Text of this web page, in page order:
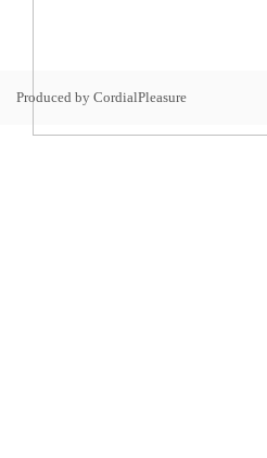
Produced by CordialPleasure